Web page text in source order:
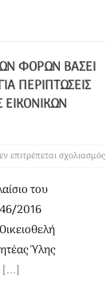
ΦΌΡΩΝ ΒΆΣΕΙ
ΠΕΡΙΠΤΏΣΕΙΣ
Τ
επιτρέπεται σχολιασμός
του
2016
Ύλης
[...]